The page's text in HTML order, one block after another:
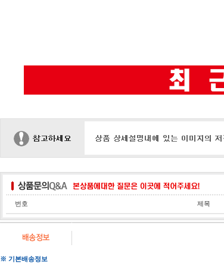
번호 제목
※ 기본배송정보